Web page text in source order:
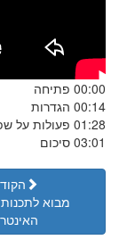
00:00 פתיחה
00:14 הגדרות
01:28 פעולות על שפות
03:01 סיכום
מבוא